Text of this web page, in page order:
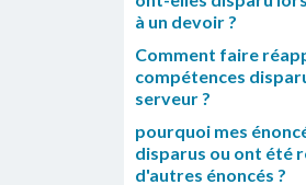
à un devoir ?
Comment faire
compétences
serveur ?
pourquoi mes
disparus ou ont été
d'autres énoncés ?